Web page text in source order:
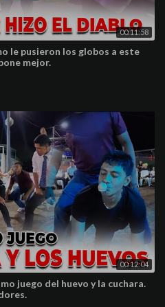
00:11:58
le pusieron los globos a este
mejor.
00:12:04
juego del huevo y la cuchara.